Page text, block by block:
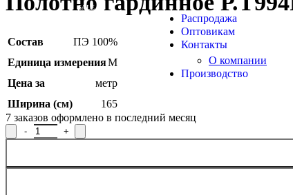
Продукция из
Распродажа
Оптовикам
Контакты
О компании
Производство
Состав
ПЭ 100%
Единица измеренияМ
Цена за
метр
Ширина (см)
165
7 заказов оформлено в последний месяц
Количество товара Полотно гардинное Р.Т994РН/165,
SALE